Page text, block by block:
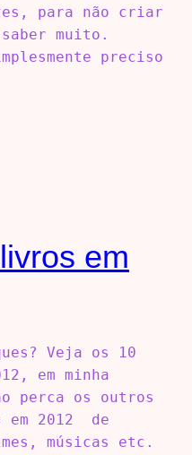
para não criar
muito.
preciso
em
Veja os 10
em minha
perca os outros
em 2012 de
músicas etc.